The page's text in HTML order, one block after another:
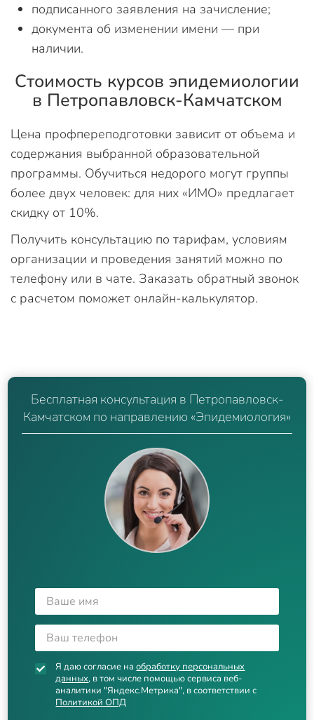
подписанного заявления на зачисление;
документа об изменении имени — при
наличии.
Стоимость курсов эпидемиологии
в Петропавловск-Камчатском
Цена профпереподготовки зависит от объема и
содержания выбранной образовательной
программы. Обучиться недорого могут группы
более двух человек: для них «ИМО» предлагает
скидку от 10%.
Получить консультацию по тарифам, условиям
организации и проведения занятий можно по
телефону или в чате. Заказать обратный звонок
с расчетом поможет онлайн-калькулятор.
Бесплатная консультация в Петропавловск-
Камчатском по направлению «Эпидемиология»
Я даю согласие наобработку персональных
данных, в том числе помощью сервиса веб-
аналитики "Яндекс.Метрика", в соответствии с
Политикой ОПД